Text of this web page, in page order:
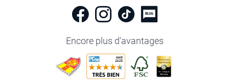
Encore plus d'avantages